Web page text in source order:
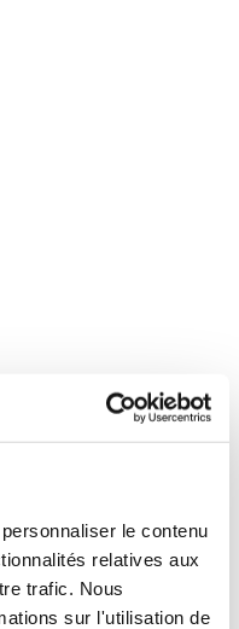
le contenu
relatives aux
trafic. Nous
sur l'utilisation de